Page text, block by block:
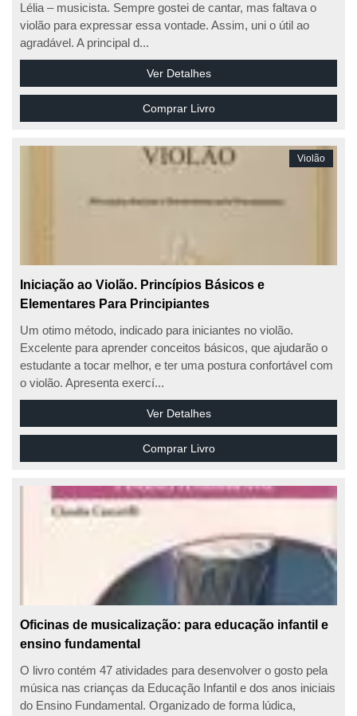
Lélia – musicista. Sempre gostei de cantar, mas faltava o
violão para expressar essa vontade. Assim, uni o útil ao
agradável. A principal d...
Ver Detalhes
Comprar Livro
Violão
Iniciação ao Violão. Princípios Básicos e
Elementares Para Principiantes
Um otimo método, indicado para iniciantes no violão.
Excelente para aprender conceitos básicos, que ajudarão o
estudante a tocar melhor, e ter uma postura confortável com
o violão. Apresenta exercí...
Ver Detalhes
Comprar Livro
Oficinas de musicalização: para educação infantil e
ensino fundamental
O livro contém 47 atividades para desenvolver o gosto pela
música nas crianças da Educação Infantil e dos anos iniciais
do Ensino Fundamental. Organizado de forma lúdica,